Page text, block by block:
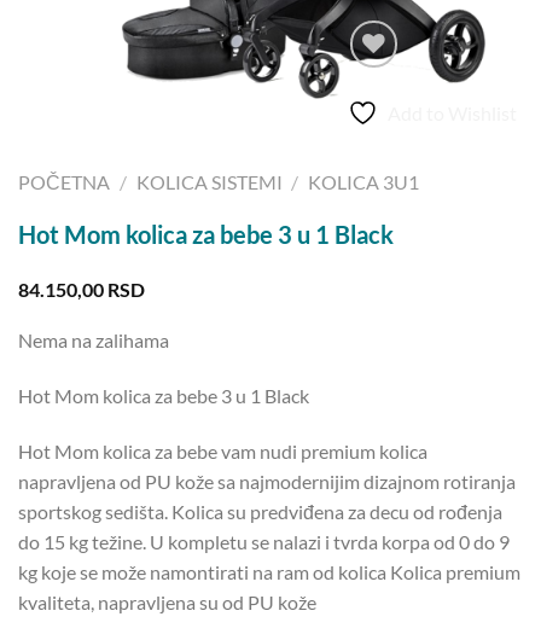
POČETNA / KOLICA SISTEMI / KOLICA 3U1
Hot Mom kolica za bebe 3 u 1 Black
84.150,00 RSD
Nema na zalihama
Hot Mom kolica za bebe 3 u 1 Black
Hot Mom kolica za bebe vam nudi premium kolica
napravljena od PU kože sa najmodernijim dizajnom rotiranja
sportskog sedišta. Kolica su predviđena za decu od rođenja
do 15 kg težine. U kompletu se nalazi i tvrda korpa od 0 do 9
kg koje se može namontirati na ram od kolica Kolica premium
kvaliteta, napravljena su od PU kože